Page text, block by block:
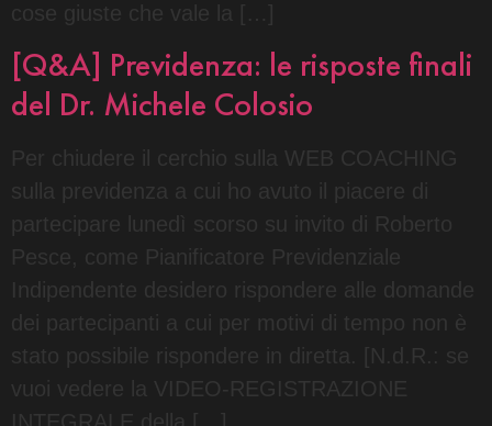
cose giuste che vale la […]
[Q&A] Previdenza: le risposte finali
del Dr. Michele Colosio
Per chiudere il cerchio sulla WEB COACHING
sulla previdenza a cui ho avuto il piacere di
partecipare lunedì scorso su invito di Roberto
Pesce, come Pianificatore Previdenziale
Indipendente desidero rispondere alle domande
dei partecipanti a cui per motivi di tempo non è
stato possibile rispondere in diretta. [N.d.R.: se
vuoi vedere la VIDEO-REGISTRAZIONE